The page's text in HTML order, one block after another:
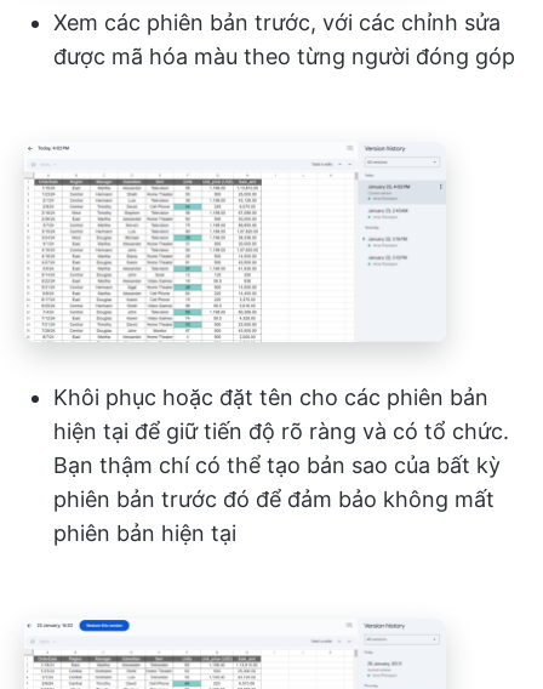
Xem các phiên bản trước, với các chỉnh sửa
được mã hóa màu theo từng người đóng góp
Khôi phục hoặc đặt tên cho các phiên bản
hiện tại để giữ tiến độ rõ ràng và có tổ chức.
Bạn thậm chí có thể tạo bản sao của bất kỳ
phiên bản trước đó để đảm bảo không mất
phiên bản hiện tại